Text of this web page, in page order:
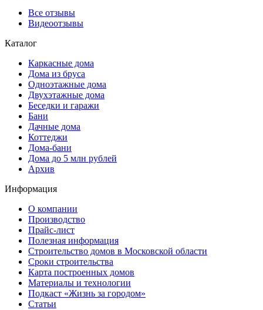
Все отзывы
Видеоотзывы
Каталог
Каркасные дома
Дома из бруса
Одноэтажные дома
Двухэтажные дома
Беседки и гаражи
Бани
Дачные дома
Коттеджи
Дома-бани
Дома до 5 млн рублей
Архив
Информация
О компании
Производство
Прайс-лист
Полезная информация
Строительство домов в Московской области
Сроки строительства
Карта построенных домов
Материалы и технологии
Подкаст «Жизнь за городом»
Статьи